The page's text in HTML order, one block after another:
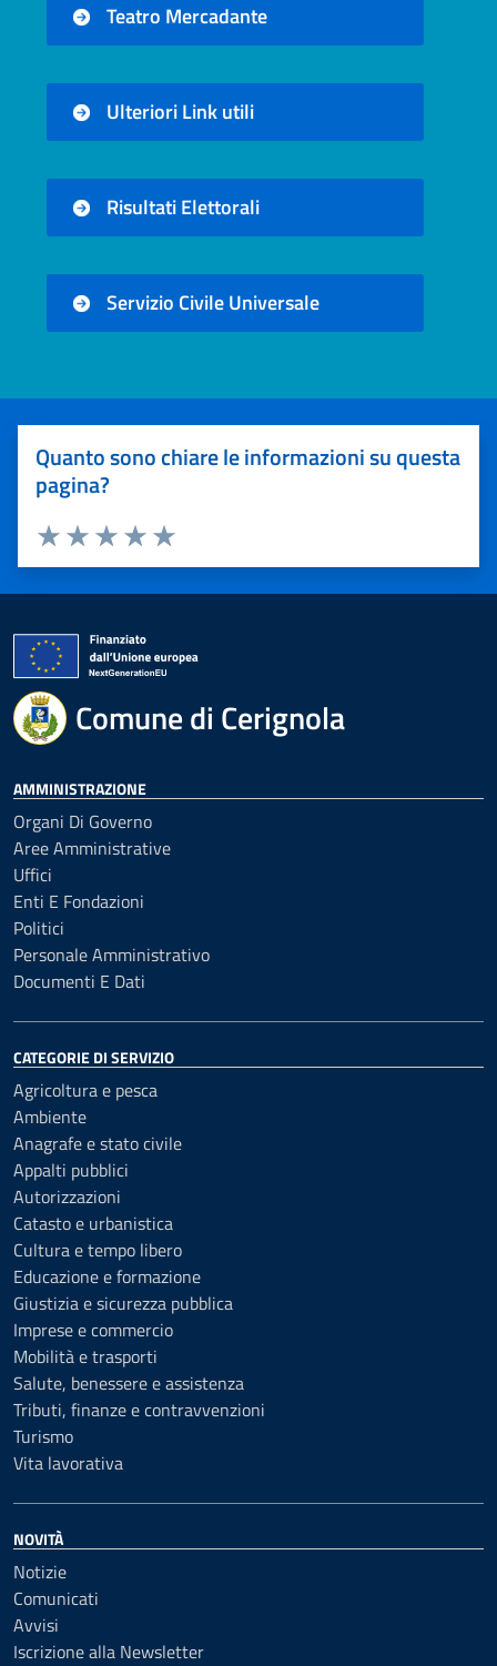
Teatro Mercadante
Ulteriori Link utili
Risultati Elettorali
Servizio Civile Universale
Quanto sono chiare le informazioni su questa
pagina?
Valuta 5 stelle su 5
Valuta 4 stelle su 5
Valuta 3 stelle su 5
Valuta 2 stelle su 5
Valuta 1 stelle su 5
Comune di Cerignola
AMMINISTRAZIONE
Organi Di Governo
Aree Amministrative
Uffici
Enti E Fondazioni
Politici
Personale Amministrativo
Documenti E Dati
CATEGORIE DI SERVIZIO
Agricoltura e pesca
Ambiente
Anagrafe e stato civile
Appalti pubblici
Autorizzazioni
Catasto e urbanistica
Cultura e tempo libero
Educazione e formazione
Giustizia e sicurezza pubblica
Imprese e commercio
Mobilità e trasporti
Salute, benessere e assistenza
Tributi, finanze e contravvenzioni
Turismo
Vita lavorativa
NOVITÀ
Notizie
Comunicati
Avvisi
Iscrizione alla Newsletter